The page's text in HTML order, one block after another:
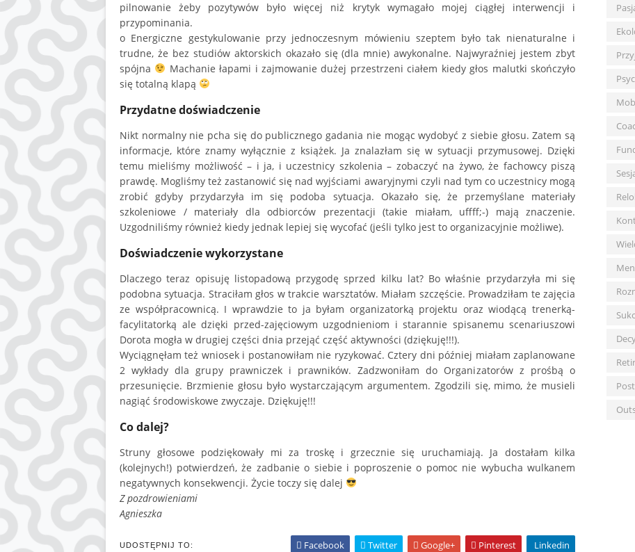
pilnowanie żeby pozytywów było więcej niż krytyk wymagało mojej ciągłej interwencji i
przypominania.
o Energiczne gestykulowanie przy jednoczesnym mówieniu szeptem było tak nienaturalne i
trudne, że bez studiów aktorskich okazało się (dla mnie) awykonalne. Najwyraźniej jestem zbyt
spójna
Machanie łapami i zajmowanie dużej przestrzeni ciałem kiedy głos malutki skończyło
się totalną klapą
Przydatne doświadczenie
Nikt normalny nie pcha się do publicznego gadania nie mogąc wydobyć z siebie głosu. Zatem są
informacje, które znamy wyłącznie z książek. Ja znalazłam się w sytuacji przymusowej. Dzięki
temu mieliśmy możliwość – i ja, i uczestnicy szkolenia – zobaczyć na żywo, że fachowcy piszą
prawdę. Mogliśmy też zastanowić się nad wyjściami awaryjnymi czyli nad tym co uczestnicy mogą
zrobić gdyby przydarzyła im się podoba sytuacja. Okazało się, że przemyślane materiały
szkoleniowe / materiały dla odbiorców prezentacji (takie miałam, uffff;-) mają znaczenie.
Uzgodniliśmy również kiedy jednak lepiej się wycofać (jeśli tylko jest to organizacyjnie możliwe).
Doświadczenie wykorzystane
Dlaczego teraz opisuję listopadową przygodę sprzed kilku lat? Bo właśnie przydarzyła mi się
podobna sytuacja. Straciłam głos w trakcie warsztatów. Miałam szczęście. Prowadziłam te zajęcia
ze współpracownicą. I wprawdzie to ja byłam organizatorką projektu oraz wiodącą trenerką-
facylitatorką ale dzięki przed-zajęciowym uzgodnieniom i starannie spisanemu scenariuszowi
Dorota mogła w drugiej części dnia przejąć część aktywności (dziękuję!!!).
Wyciągnęłam też wniosek i postanowiłam nie ryzykować. Cztery dni później miałam zaplanowane
2 wykłady dla grupy prawniczek i prawników. Zadzwoniłam do Organizatorów z prośbą o
przesunięcie. Brzmienie głosu było wystarczającym argumentem. Zgodzili się, mimo, że musieli
nagiąć środowiskowe zwyczaje. Dziękuję!!!
Co dalej?
Struny głosowe podziękowały mi za troskę i grzecznie się uruchamiają. Ja dostałam kilka
(kolejnych!) potwierdzeń, że zadbanie o siebie i poproszenie o pomoc nie wybucha wulkanem
negatywnych konsekwencji. Życie toczy się dalej
Z pozdrowieniami
Agnieszka
UDOSTĘPNIJ TO: Facebook Twitter Google+ Pinterest Linkedin